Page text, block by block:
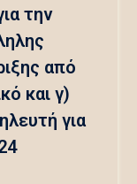
την
από
και γ)
για